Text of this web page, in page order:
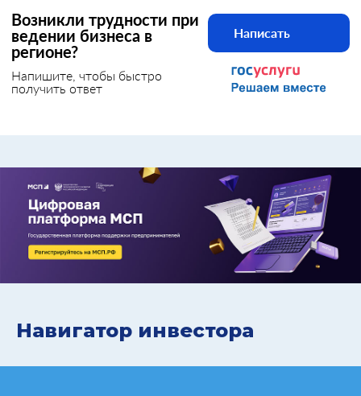
Возникли трудности при
ведении бизнеса в
регионе?
Напишите, чтобы быстро
получить ответ
Написать
Навигатор инвестора